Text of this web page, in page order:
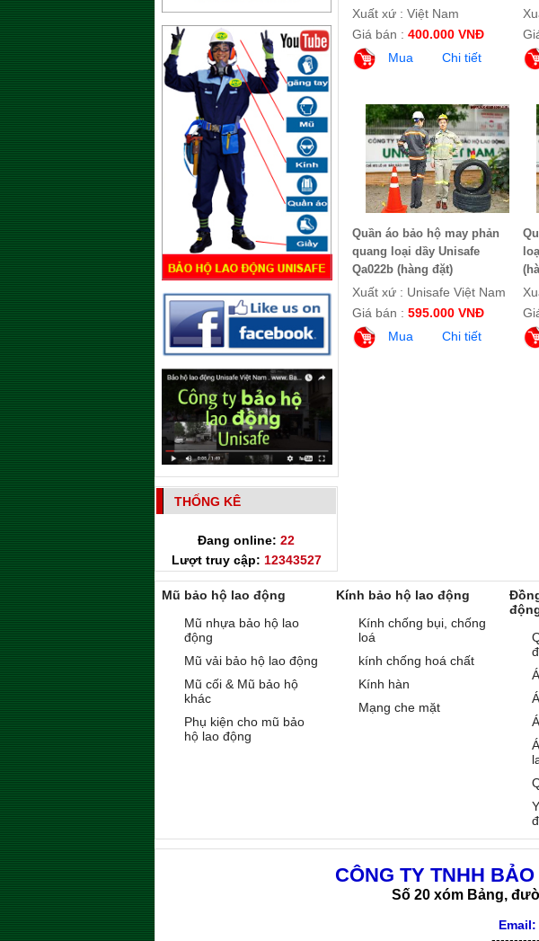
THỐNG KÊ
Đang online: 22
Lượt truy cập: 12343527
Xuất xứ : Việt Nam
Giá bán : 400.000 VNĐ
Mua
Chi tiết
Quần áo bảo hộ may phản
quang loại dầy Unisafe
Qa022b (hàng đặt)
Xuất xứ : Unisafe Việt Nam
Giá bán : 595.000 VNĐ
Mua
Chi tiết
Mũ bảo hộ lao động
Mũ nhựa bảo hộ lao
động
Mũ vải bảo hộ lao động
Mũ cối & Mũ bảo hộ
khác
Phụ kiện cho mũ bảo
hộ lao động
Kính bảo hộ lao động
Kính chống bụi, chống
loá
kính chống hoá chất
Kính hàn
Mạng che mặt
CÔNG TY TNHH
Số 20 xóm Bảng,